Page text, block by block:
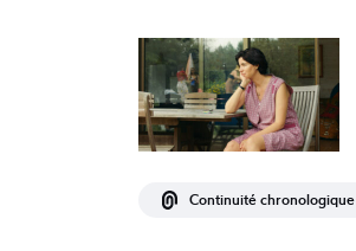
Continuité chronologique